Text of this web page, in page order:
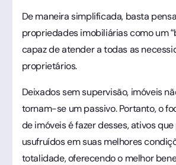
De maneira simplificada, basta
propriedades imobiliárias como um
capaz de atender a todas as
proprietários.
Deixados sem supervisão, imóveis
tornam-se um passivo. Portanto, o
de imóveis é fazer desses, ativos
usufruídos em suas melhores
totalidade, oferecendo o melhor